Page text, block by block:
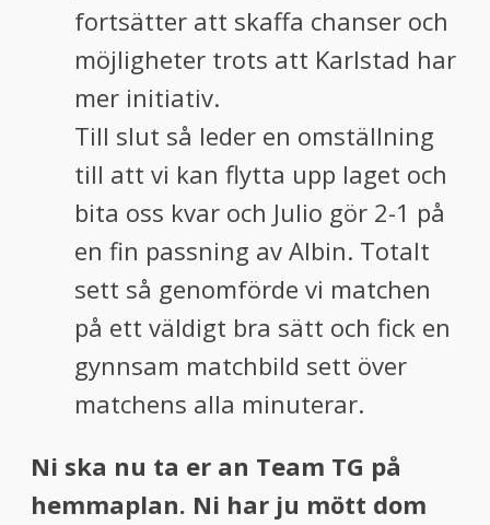
fortsätter att skaffa chanser och
möjligheter trots att Karlstad har
mer initiativ.
Till slut så leder en omställning
till att vi kan flytta upp laget och
bita oss kvar och Julio gör 2-1 på
en fin passning av Albin. Totalt
sett så genomförde vi matchen
på ett väldigt bra sätt och fick en
gynnsam matchbild sett över
matchens alla minuterar.
Ni ska nu ta er an Team TG på
hemmaplan. Ni har ju mött dom